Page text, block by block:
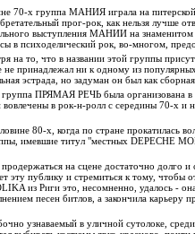
70-х группа МАНИЯ играла на
прог-рок, как нельзя лучше
выступления МАНИИ на
в психоделический рок, во-многом,
на то, что в названии этой группы
принадлежал ни к одному из популярных
эстрада, но задуман он был как
ПРЯМАЯ РЕЧЬ была организована в
в рок-н-ролл с середины 70-х и
80-х, когда по стране прокатилась
имевшие титул "местных DEPECHE
на сцене достаточно долго
эту публику и стремиться к тому, чтобы
из Риги это, несомненно, удалось -
песен битлов, а закончила
узнаваемый в уличной сутолоке,